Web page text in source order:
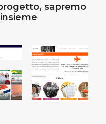
sapremo